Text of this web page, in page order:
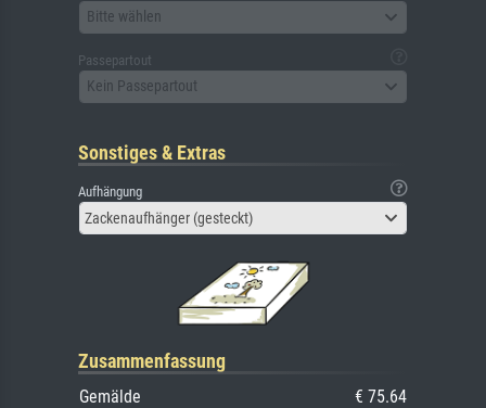
Bitte wählen
Passepartout
Kein Passepartout
Sonstiges & Extras
Aufhängung
Zackenaufhänger (gesteckt)
Zusammenfassung
Gemälde
€ 75.64